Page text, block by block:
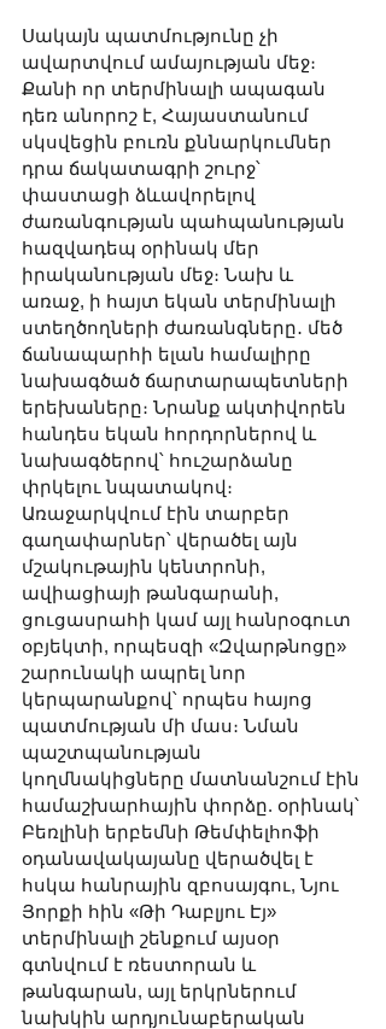
Սակայն պատմությունը չի
ավարտվում ամայության մեջ։
Քանի որ տերմինալի ապագան
դեռ անորոշ է, Հայաստանում
սկսվեցին բուռն քննարկումներ
դրա ճակատագրի շուրջ՝
փաստացի ձևավորելով
ժառանգության պահպանության
հազվադեպ օրինակ մեր
իրականության մեջ։ Նախ և
առաջ, ի հայտ եկան տերմինալի
ստեղծողների ժառանգները․ մեծ
ճանապարհի ելան համալիրը
նախագծած ճարտարապետների
երեխաները։ Նրանք ակտիվորեն
հանդես եկան հորդորներով և
նախագծերով՝ հուշարձանը
փրկելու նպատակով։
Առաջարկվում էին տարբեր
գաղափարներ՝ վերածել այն
մշակութային կենտրոնի,
ավիացիայի թանգարանի,
ցուցասրահի կամ այլ հանրօգուտ
օբյեկտի, որպեսզի «Զվարթնոցը»
շարունակի ապրել նոր
կերպարանքով՝ որպես հայոց
պատմության մի մաս։ Նման
պաշտպանության
կողմնակիցները մատնանշում էին
համաշխարհային փորձը. օրինակ՝
Բեռլինի երբեմնի Թեմփելհոֆի
օդանավակայանը վերածվել է
հսկա հանրային զբոսայգու, Նյու
Յորքի հին «Թի Դաբլյու Էյ»
տերմինալի շենքում այսօր
գտնվում է ռեստորան և
թանգարան, այլ երկրներում
նախկին արդյունաբերական